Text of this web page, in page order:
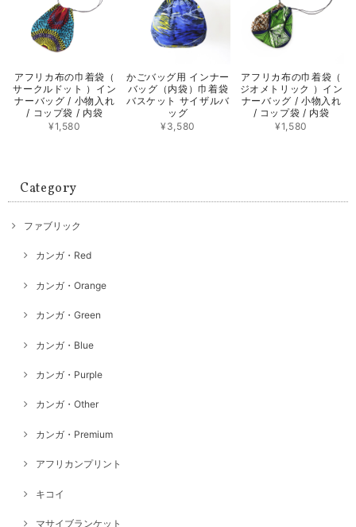
アフリカ布の巾着袋（
サークルドット ）イン
ナーバッグ / 小物入れ
/ コップ袋 / 内袋
¥1,580
かごバッグ用 インナー
バッグ（内袋）巾着袋
バスケット サイザルバ
ッグ
¥3,580
アフリカ布の巾着袋（
ジオメトリック ）イン
ナーバッグ / 小物入れ
/ コップ袋 / 内袋
¥1,580
Category
ファブリック
カンガ・Red
カンガ・Orange
カンガ・Green
カンガ・Blue
カンガ・Purple
カンガ・Other
カンガ・Premium
アフリカンプリント
キコイ
マサイブランケット